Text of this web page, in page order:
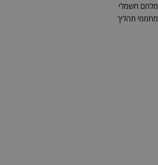
מלחם חשמלי
מחממי תהליך